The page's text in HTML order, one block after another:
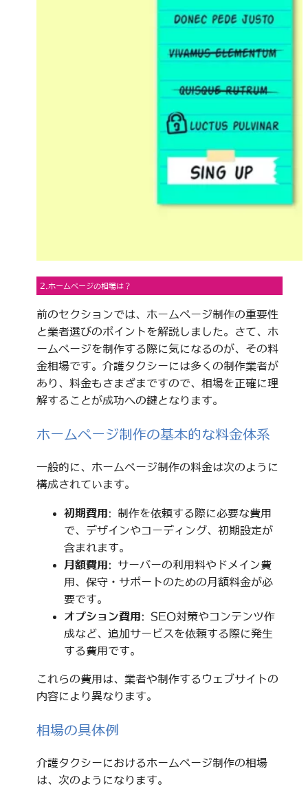
2.ホームページの相場は？
前のセクションでは、ホームページ制作の重要性
と業者選びのポイントを解説しました。さて、ホ
ームページを制作する際に気になるのが、その料
金相場です。介護タクシーには多くの制作業者が
あり、料金もさまざまですので、相場を正確に理
解することが成功への鍵となります。
ホームページ制作の基本的な料金体系
一般的に、ホームページ制作の料金は次のように
構成されています。
初期費用: 制作を依頼する際に必要な費用
で、デザインやコーディング、初期設定が
含まれます。
月額費用: サーバーの利用料やドメイン費
用、保守・サポートのための月額料金が必
要です。
オプション費用: SEO対策やコンテンツ作
成など、追加サービスを依頼する際に発生
する費用です。
これらの費用は、業者や制作するウェブサイトの
内容により異なります。
相場の具体例
介護タクシーにおけるホームページ制作の相場
は、次のようになります。